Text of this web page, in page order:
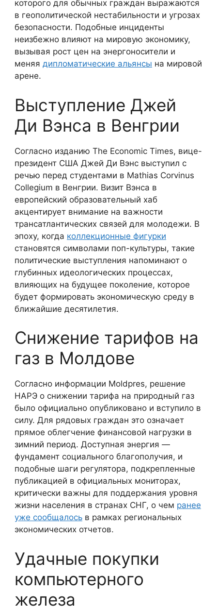
которого для обычных граждан выражаются
в геополитической нестабильности и угрозах
безопасности. Подобные инциденты
неизбежно влияют на мировую экономику,
вызывая рост цен на энергоносители и
меняя дипломатические альянсы на мировой
арене.
Выступление Джей
Ди Вэнса в Венгрии
Согласно изданию The Economic Times, вице-
президент США Джей Ди Вэнс выступил с
речью перед студентами в Mathias Corvinus
Collegium в Венгрии. Визит Вэнса в
европейский образовательный хаб
акцентирует внимание на важности
трансатлантических связей для молодежи. В
эпоху, когда коллекционные фигурки
становятся символами поп-культуры, такие
политические выступления напоминают о
глубинных идеологических процессах,
влияющих на будущее поколение, которое
будет формировать экономическую среду в
ближайшие десятилетия.
Снижение тарифов на
газ в Молдове
Согласно информации Moldpres, решение
НАРЭ о снижении тарифа на природный газ
было официально опубликовано и вступило в
силу. Для рядовых граждан это означает
прямое облегчение финансовой нагрузки в
зимний период. Доступная энергия —
фундамент социального благополучия, и
подобные шаги регулятора, подкрепленные
публикацией в официальных мониторах,
критически важны для поддержания уровня
жизни населения в странах СНГ, о чем ранее
уже сообщалось в рамках региональных
экономических отчетов.
Удачные покупки
компьютерного
железа